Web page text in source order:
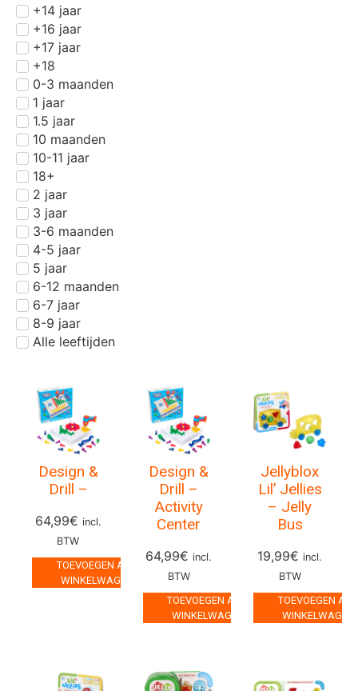
+14 jaar
+16 jaar
+17 jaar
+18
0-3 maanden
1 jaar
1.5 jaar
10 maanden
10-11 jaar
18+
2 jaar
3 jaar
3-6 maanden
4-5 jaar
5 jaar
6-12 maanden
6-7 jaar
8-9 jaar
Alle leeftijden
Design &
Drill –
64,99€ incl.
BTW
TOEVOEGEN AAN
WINKELWAGEN
Design &
Drill –
Activity
Center
64,99€ incl.
BTW
TOEVOEGEN AAN
WINKELWAGEN
Jellyblox
Lil’ Jellies
– Jelly
Bus
19,99€ incl.
BTW
TOEVOEGEN
WINKELWAGEN